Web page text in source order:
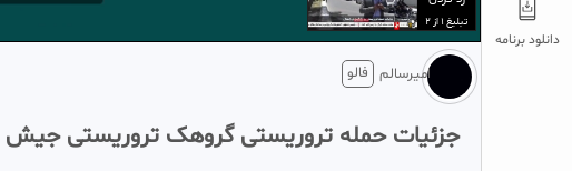
دانلود برنامه
تبلیغ 1 از 2
امیرسالم فالو
جزئیات حمله تروریستی گروهک تروریستی جیش